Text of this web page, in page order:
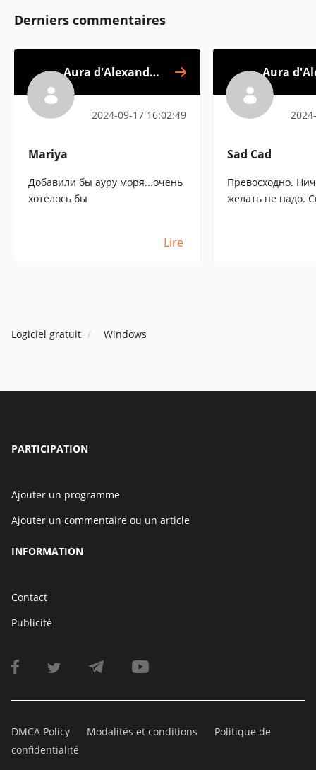
Derniers commentaires
Aura d'Alexander
2024-09-17 16:02:49
Mariya
Добавили бы ауру моря...очень
хотелось бы
Lire
Aura
Sad Cad
Превосходно.
желать не надо.
Logiciel gratuit Windows
PARTICIPATION
Ajouter un programme
Ajouter un commentaire ou un article
INFORMATION
Contact
Publicité
DMCA Policy Modalités et conditions
Politique de
confidentialité